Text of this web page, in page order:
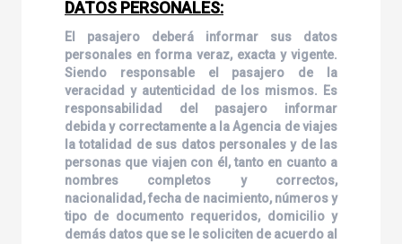
DATOS PERSONALES:
El pasajero deberá informar sus datos
personales en forma veraz, exacta y vigente.
Siendo responsable el pasajero de la
veracidad y autenticidad de los mismos. Es
responsabilidad del pasajero informar
debida y correctamente a la Agencia de viajes
la totalidad de sus datos personales y de las
personas que viajen con él, tanto en cuanto a
nombres completos y correctos,
nacionalidad, fecha de nacimiento, números y
tipo de documento requeridos, domicilio y
demás datos que se le soliciten de acuerdo al